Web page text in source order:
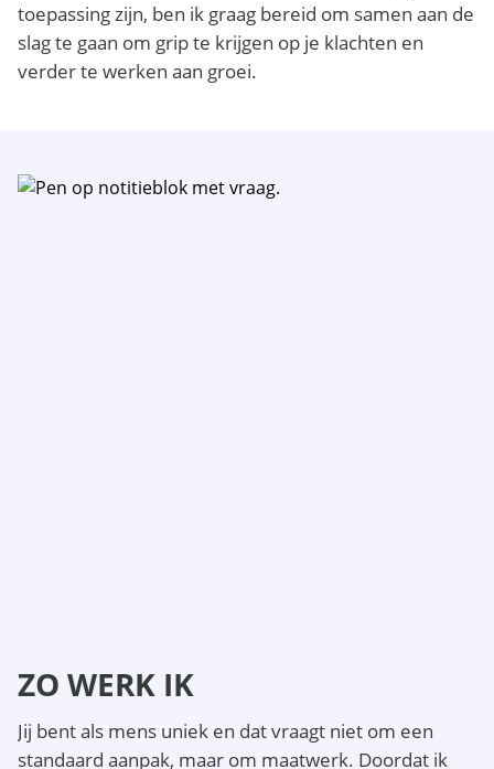
toepassing zijn, ben ik graag bereid om samen aan de
slag te gaan om grip te krijgen op je klachten en
verder te werken aan groei.
ZO WERK IK
Jij bent als mens uniek en dat vraagt niet om een
standaard aanpak, maar om maatwerk. Doordat ik